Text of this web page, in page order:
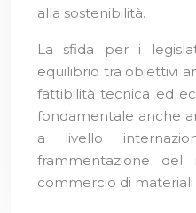
alla sostenibilità.
La sfida per i
equilibrio tra obiettivi
fattibilità tecnica ed
fondamentale anche
a livello
frammentazione
commercio di materiali